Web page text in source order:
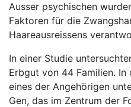
Ausser psychischen
Faktoren für die
Haareausreissens
In einer Studie
Erbgut von 44 Familien.
eines der Angehörigen
Gen, das im Zentrum der